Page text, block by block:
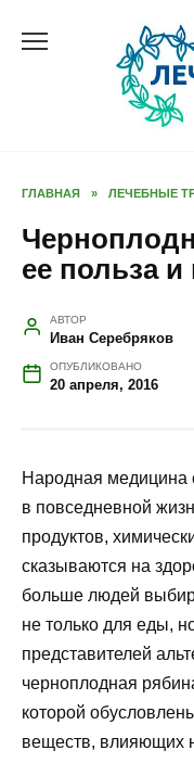
ГЛАВНАЯ » ЛЕЧЕБНЫЕ
ее польза и
АВТОР
Иван Серебряков
ОПУБЛИКОВАНО
20 апреля, 2016
Народная медицина
в повседневной
продуктов,
сказываются на
больше людей
не только для еды,
представителей
черноплодная
которой
веществ, влияющих